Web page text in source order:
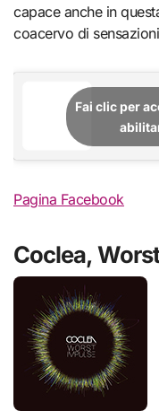
capace anche in
coacervo di
Fai clic per
Pagina Facebook
Coclea,